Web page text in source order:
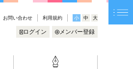
お問い合わせ 利用規約 小 中 大
ログイン メンバー登録